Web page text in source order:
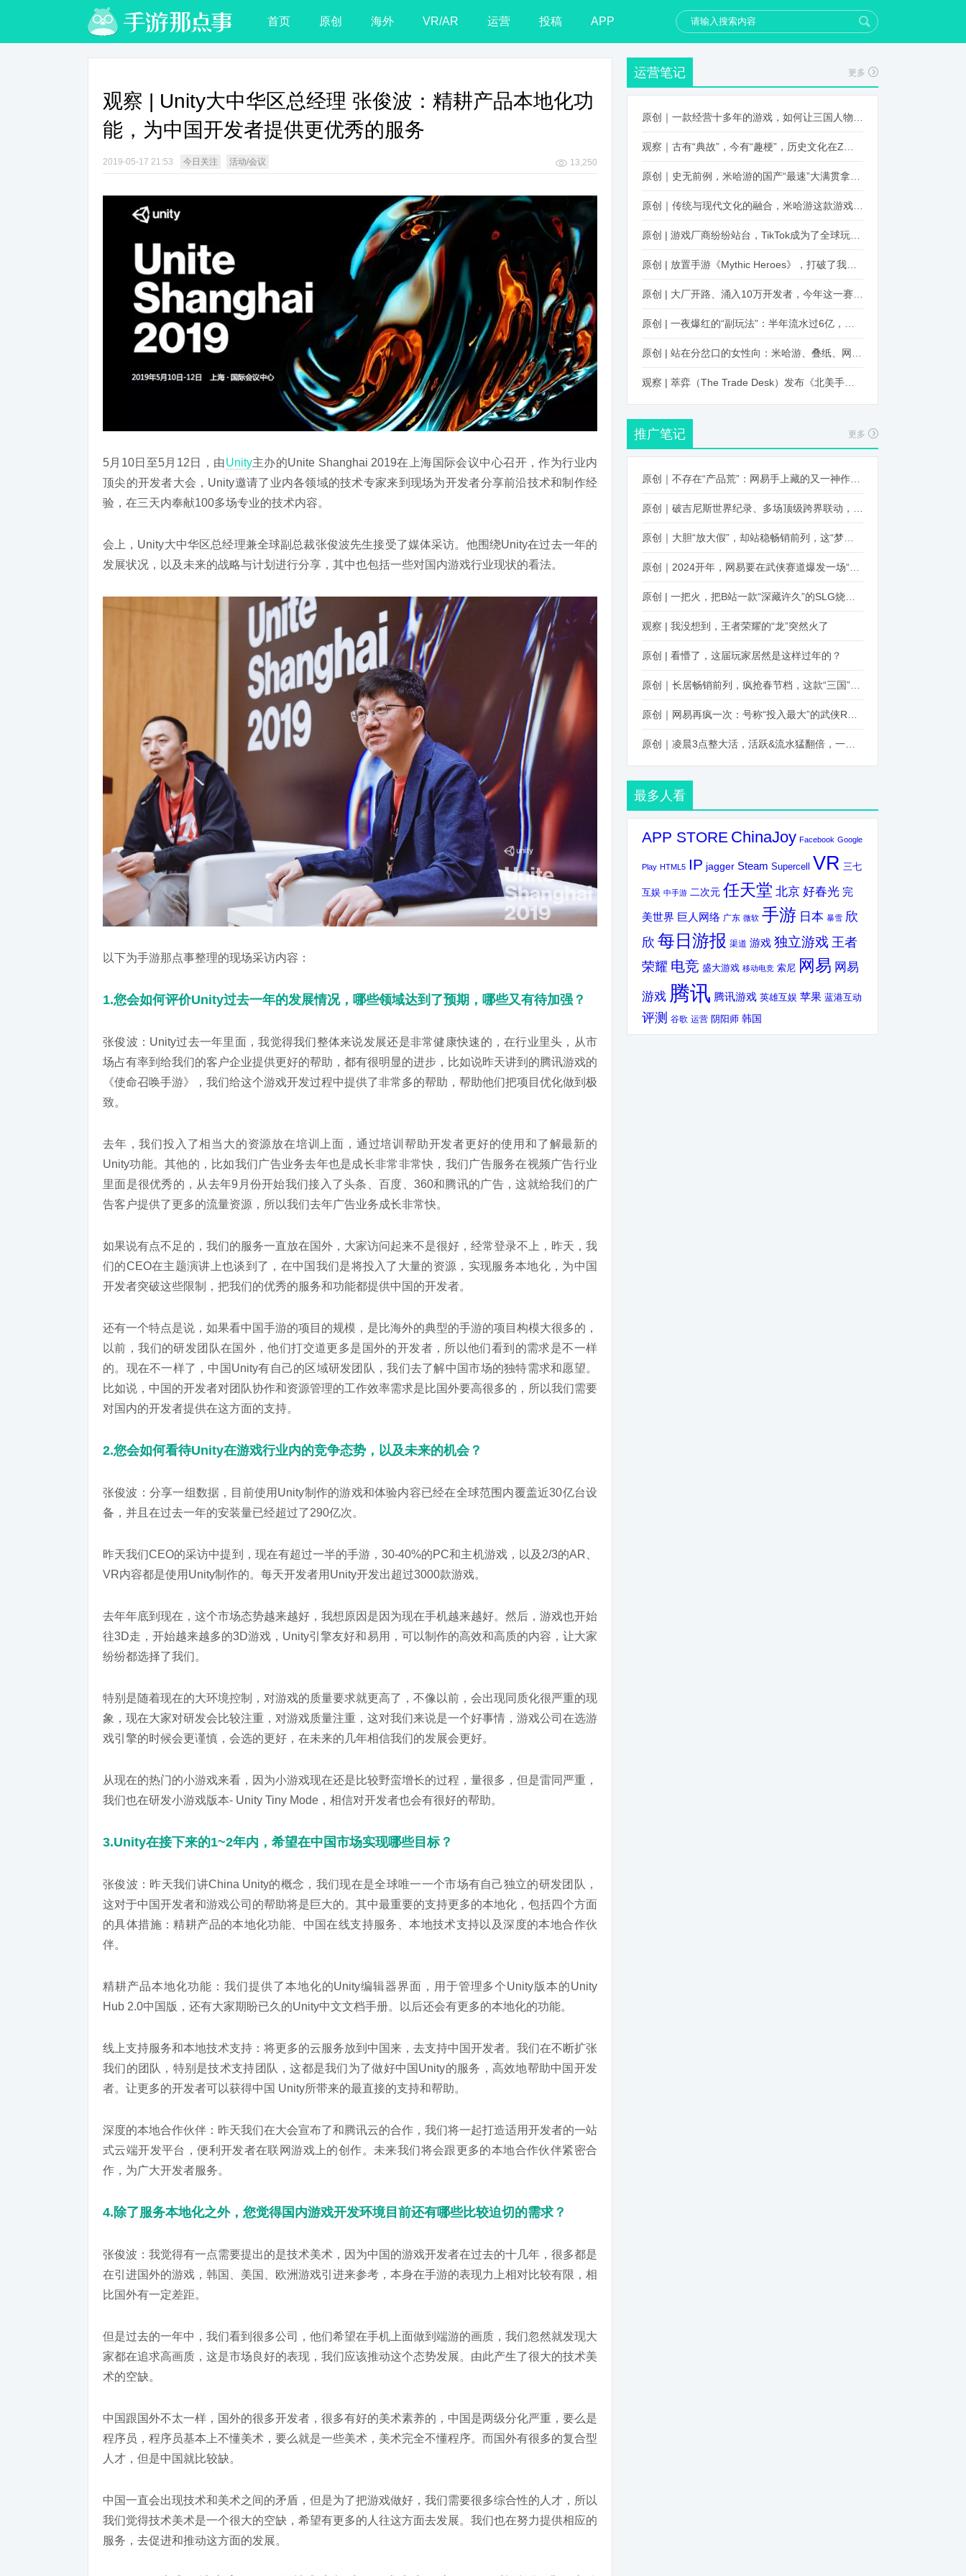
首页 原创 海外 VR/AR 运营 投稿 APP
观察 | Unity大中华区总经理 张俊波：精耕产品本地化功
能，为中国开发者提供更优秀的服务
2019-05-17 21:53 今日关注 活动/会议 13,250
5月10日至5月12日，由Unity主办的Unite Shanghai 2019在上海国际会议中心召开，作为行业内
顶尖的开发者大会，Unity邀请了业内各领域的技术专家来到现场为开发者分享前沿技术和制作经
验，在三天内奉献100多场专业的技术内容。
会上，Unity大中华区总经理兼全球副总裁张俊波先生接受了媒体采访。他围绕Unity在过去一年的
发展状况，以及未来的战略与计划进行分享，其中也包括一些对国内游戏行业现状的看法。
以下为手游那点事整理的现场采访内容：
1.您会如何评价Unity过去一年的发展情况，哪些领域达到了预期，哪些又有待加强？
张俊波：Unity过去一年里面，我觉得我们整体来说发展还是非常健康快速的，在行业里头，从市
场占有率到给我们的客户企业提供更好的帮助，都有很明显的进步，比如说昨天讲到的腾讯游戏的
《使命召唤手游》，我们给这个游戏开发过程中提供了非常多的帮助，帮助他们把项目优化做到极
致。
去年，我们投入了相当大的资源放在培训上面，通过培训帮助开发者更好的使用和了解最新的
Unity功能。其他的，比如我们广告业务去年也是成长非常非常快，我们广告服务在视频广告行业
里面是很优秀的，从去年9月份开始我们接入了头条、百度、360和腾讯的广告，这就给我们的广
告客户提供了更多的流量资源，所以我们去年广告业务成长非常快。
如果说有点不足的，我们的服务一直放在国外，大家访问起来不是很好，经常登录不上，昨天，我
们的CEO在主题演讲上也谈到了，在中国我们是将投入了大量的资源，实现服务本地化，为中国
开发者突破这些限制，把我们的优秀的服务和功能都提供中国的开发者。
还有一个特点是说，如果看中国手游的项目的规模，是比海外的典型的手游的项目构模大很多的，
以前，我们的研发团队在国外，他们打交道更多是国外的开发者，所以他们看到的需求是不一样
的。现在不一样了，中国Unity有自己的区域研发团队，我们去了解中国市场的独特需求和愿望。
比如说，中国的开发者对团队协作和资源管理的工作效率需求是比国外要高很多的，所以我们需要
对国内的开发者提供在这方面的支持。
2.您会如何看待Unity在游戏行业内的竞争态势，以及未来的机会？
张俊波：分享一组数据，目前使用Unity制作的游戏和体验内容已经在全球范围内覆盖近30亿台设
备，并且在过去一年的安装量已经超过了290亿次。
昨天我们CEO的采访中提到，现在有超过一半的手游，30-40%的PC和主机游戏，以及2/3的AR、
VR内容都是使用Unity制作的。每天开发者用Unity开发出超过3000款游戏。
去年年底到现在，这个市场态势越来越好，我想原因是因为现在手机越来越好。然后，游戏也开始
往3D走，开始越来越多的3D游戏，Unity引擎友好和易用，可以制作的高效和高质的内容，让大家
纷纷都选择了我们。
特别是随着现在的大环境控制，对游戏的质量要求就更高了，不像以前，会出现同质化很严重的现
象，现在大家对研发会比较注重，对游戏质量注重，这对我们来说是一个好事情，游戏公司在选游
戏引擎的时候会更谨慎，会选的更好，在未来的几年相信我们的发展会更好。
从现在的热门的小游戏来看，因为小游戏现在还是比较野蛮增长的过程，量很多，但是雷同严重，
我们也在研发小游戏版本- Unity Tiny Mode，相信对开发者也会有很好的帮助。
3.Unity在接下来的1~2年内，希望在中国市场实现哪些目标？
张俊波：昨天我们讲China Unity的概念，我们现在是全球唯一一个市场有自己独立的研发团队，
这对于中国开发者和游戏公司的帮助将是巨大的。其中最重要的支持更多的本地化，包括四个方面
的具体措施：精耕产品的本地化功能、中国在线支持服务、本地技术支持以及深度的本地合作伙
伴。
精耕产品本地化功能：我们提供了本地化的Unity编辑器界面，用于管理多个Unity版本的Unity
Hub 2.0中国版，还有大家期盼已久的Unity中文文档手册。以后还会有更多的本地化的功能。
线上支持服务和本地技术支持：将更多的云服务放到中国来，去支持中国开发者。我们在不断扩张
我们的团队，特别是技术支持团队，这都是我们为了做好中国Unity的服务，高效地帮助中国开发
者。让更多的开发者可以获得中国 Unity所带来的最直接的支持和帮助。
深度的本地合作伙伴：昨天我们在大会宣布了和腾讯云的合作，我们将一起打造适用开发者的一站
式云端开发平台，便利开发者在联网游戏上的创作。未来我们将会跟更多的本地合作伙伴紧密合
作，为广大开发者服务。
4.除了服务本地化之外，您觉得国内游戏开发环境目前还有哪些比较迫切的需求？
张俊波：我觉得有一点需要提出的是技术美术，因为中国的游戏开发者在过去的十几年，很多都是
在引进国外的游戏，韩国、美国、欧洲游戏引进来参考，本身在手游的表现力上相对比较有限，相
比国外有一定差距。
但是过去的一年中，我们看到很多公司，他们希望在手机上面做到端游的画质，我们忽然就发现大
家都在追求高画质，这是市场良好的表现，我们应该推动这个态势发展。由此产生了很大的技术美
术的空缺。
中国跟国外不太一样，国外的很多开发者，很多有好的美术素养的，中国是两级分化严重，要么是
程序员，程序员基本上不懂美术，要么就是一些美术，美术完全不懂程序。而国外有很多的复合型
人才，但是中国就比较缺。
中国一直会出现技术和美术之间的矛盾，但是为了把游戏做好，我们需要很多综合性的人才，所以
我们觉得技术美术是一个很大的空缺，希望有更多的人往这方面去发展。我们也在努力提供相应的
服务，去促进和推动这方面的发展。
运营笔记 更多
推广笔记 更多
观察 | 我没想到，王者荣耀的“龙”突然火了
原创 | 看懵了，这届玩家居然是这样过年的？
最多人看
APP STORE ChinaJoy Facebook Google
Play HTML5 IP jagger Steam Supercell VR 三七
互娱 中手游 二次元 任天堂 北京 好春光 完
美世界 巨人网络 广东 微软 手游 日本 暴雪 欣
欣 每日游报 渠道 游戏 独立游戏 王者
荣耀 电竞 盛大游戏 移动电竞 索尼 网易 网易
游戏 腾讯 腾讯游戏 英雄互娱 苹果 蓝港互动
评测 谷歌 运营 阴阳师 韩国